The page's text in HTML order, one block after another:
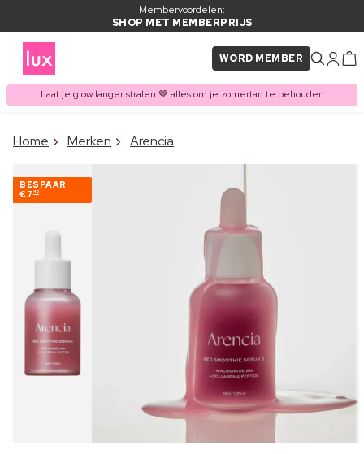
Membervoordelen:
SHOP MET MEMBERPRIJS
WORD MEMBER
Laat je glow langer stralen 🤎 alles om je zomertan te behouden
ITEM TOEGEVOEGD AAN
Home Merken Arencia
BESPAAR
€7 40